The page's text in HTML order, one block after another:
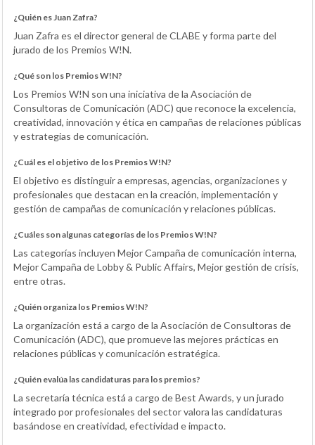
¿Quién es Juan Zafra?
Juan Zafra es el director general de CLABE y forma parte del
jurado de los Premios W!N.
¿Qué son los Premios W!N?
Los Premios W!N son una iniciativa de la Asociación de
Consultoras de Comunicación (ADC) que reconoce la excelencia,
creatividad, innovación y ética en campañas de relaciones públicas
y estrategias de comunicación.
¿Cuál es el objetivo de los Premios W!N?
El objetivo es distinguir a empresas, agencias, organizaciones y
profesionales que destacan en la creación, implementación y
gestión de campañas de comunicación y relaciones públicas.
¿Cuáles son algunas categorías de los Premios W!N?
Las categorías incluyen Mejor Campaña de comunicación interna,
Mejor Campaña de Lobby & Public Affairs, Mejor gestión de crisis,
entre otras.
¿Quién organiza los Premios W!N?
La organización está a cargo de la Asociación de Consultoras de
Comunicación (ADC), que promueve las mejores prácticas en
relaciones públicas y comunicación estratégica.
¿Quién evalúa las candidaturas para los premios?
La secretaría técnica está a cargo de Best Awards, y un jurado
integrado por profesionales del sector valora las candidaturas
basándose en creatividad, efectividad e impacto.